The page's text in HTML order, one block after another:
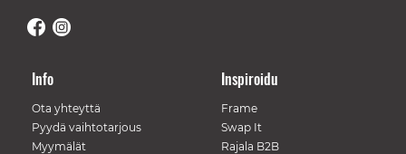
Info
Ota yhteyttä
Pyydä vaihtotarjous
Myymälät
Inspiroidu
Frame
Swap It
Rajala B2B